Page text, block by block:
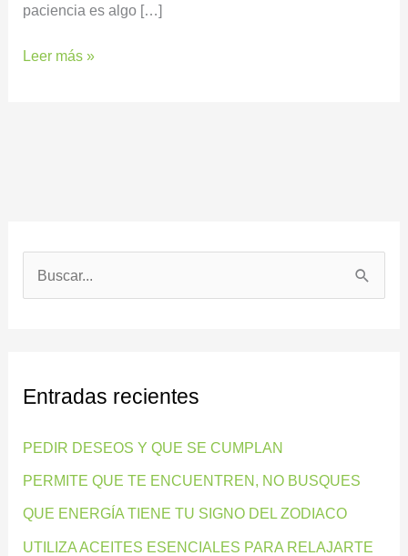
paciencia es algo […]
Leer más »
a
p
o
r
:
Entradas recientes
PEDIR DESEOS Y QUE SE CUMPLAN
PERMITE QUE TE ENCUENTREN, NO BUSQUES
QUE ENERGÍA TIENE TU SIGNO DEL ZODIACO
UTILIZA ACEITES ESENCIALES PARA RELAJARTE